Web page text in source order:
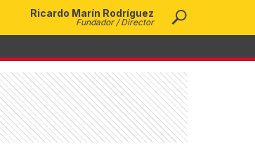
Ricardo Marín Rodríguez
Fundador / Director